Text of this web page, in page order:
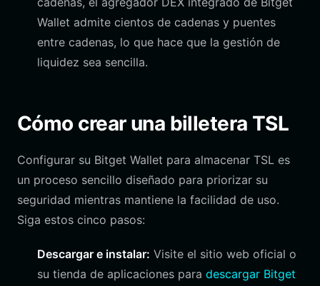
Wallet admite cientos de cadenas y puentes
entre cadenas, lo que hace que la gestión de
liquidez sea sencilla.
Cómo crear una billetera TSL
Configurar su Bitget Wallet para almacenar TSL es
un proceso sencillo diseñado para priorizar su
seguridad mientras mantiene la facilidad de uso.
Siga estos cinco pasos:
Descargar e instalar: Visite el sitio web oficial o
su tienda de aplicaciones para descargar Bitget